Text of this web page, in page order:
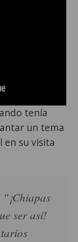
tenía
un tema
en su visita
ser así!